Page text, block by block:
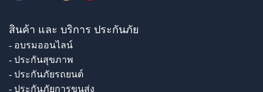
สินค้า และ บริการ ประกันภัย
- อบรมออนไลน์
- ประกันสุขภาพ
- ประกันภัยรถยนต์
- ประกันภัยการขนส่ง